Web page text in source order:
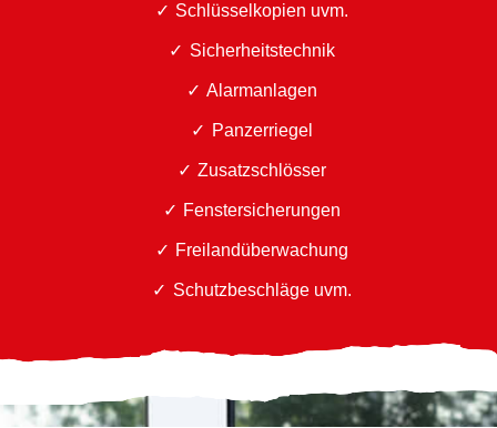
Schlüsselkopien uvm.
Sicherheitstechnik
Alarmanlagen
Panzerriegel
Zusatzschlösser
Fenstersicherungen
Freilandüberwachung
Schutzbeschläge uvm.